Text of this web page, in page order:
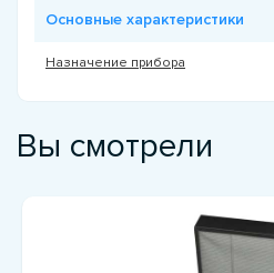
Основные характеристики
Назначение прибора
Вы смотрели